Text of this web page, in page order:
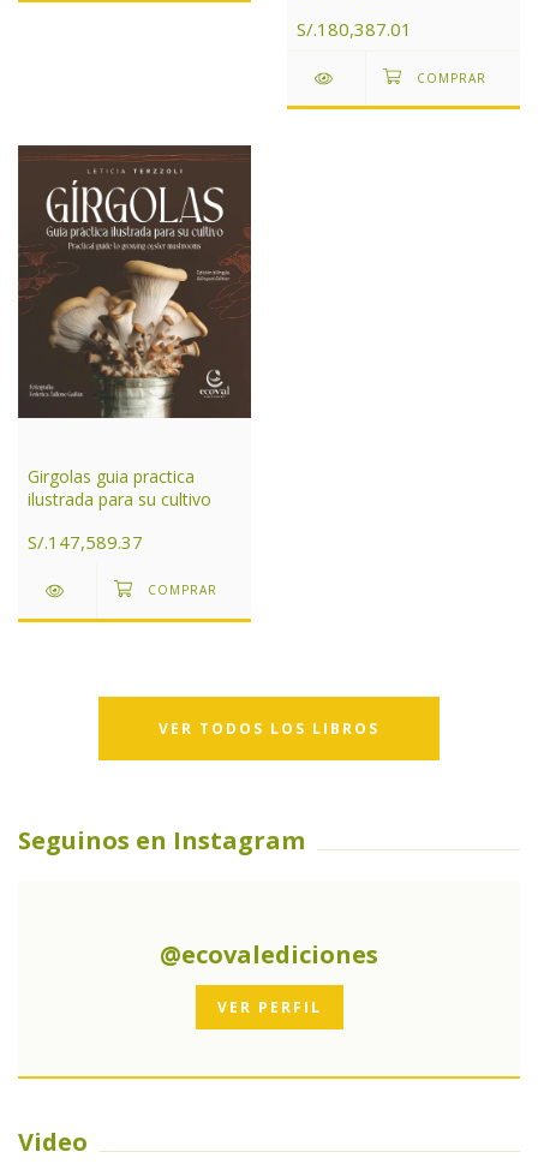
S/.180,387.01
Girgolas guia practica
ilustrada para su cultivo
S/.147,589.37
VER TODOS LOS LIBROS
Seguinos en Instagram
@ecovalediciones
VER PERFIL
Video